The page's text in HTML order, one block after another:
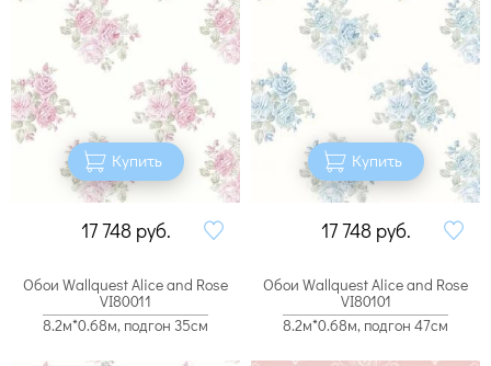
Купить
17 748 руб.
Купить
17 748 руб.
Обои Wallquest Alice and Rose
VI80011
8.2м*0.68м, подгон 35см
Обои Wallquest Alice and Rose
VI80101
8.2м*0.68м, подгон 47см